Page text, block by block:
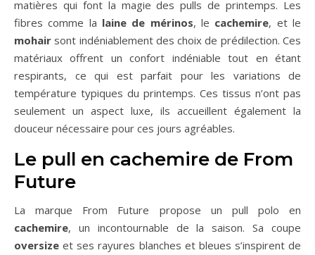
matières qui font la magie des pulls de printemps. Les
fibres comme la laine de mérinos, le cachemire, et le
mohair sont indéniablement des choix de prédilection. Ces
matériaux offrent un confort indéniable tout en étant
respirants, ce qui est parfait pour les variations de
température typiques du printemps. Ces tissus n’ont pas
seulement un aspect luxe, ils accueillent également la
douceur nécessaire pour ces jours agréables.
Le pull en cachemire de From
Future
La marque From Future propose un pull polo en
cachemire, un incontournable de la saison. Sa coupe
oversize et ses rayures blanches et bleues s’inspirent de